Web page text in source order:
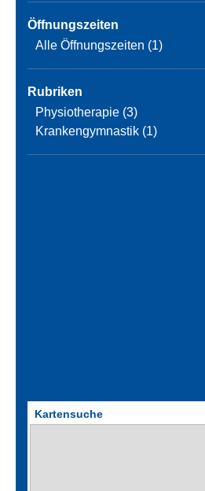
Öffnungszeiten
Alle Öffnungszeiten (1)
Rubriken
Physiotherapie (3)
Krankengymnastik (1)
Kartensuche